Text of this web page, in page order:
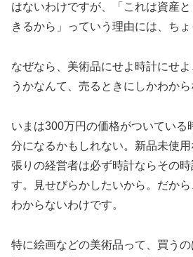
はないわけですが、「これは資産
きるから」っていう理由には、ちょ
なぜなら、美術品にせよ時計にせ
うかなんて、売るときにしかわから
いまは300万円の価格がついている
分になるかもしれない。新品未使
張りの経営者は必ず時計ならその
す。見せびらかしたいから。だか
わからないわけです。
特に絵画などの美術品って、買うの